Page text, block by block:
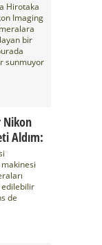
Hirotaka
Imaging
bir
sunmuyor
Nikon
Aldım:
edilebilir
de